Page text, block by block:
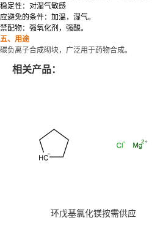
稳定性：对湿气敏感
应避免的条件：加温，湿气。
禁配物：强氧化剂，强酸。
五、用途
碳负离子合成砌块，广泛用于药物合成。
相关产品：
环戊基氯化镁按需供应